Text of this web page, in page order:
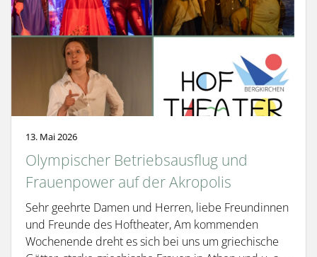
13. Mai 2026
Olympischer Betriebsausflug und
Frauenpower auf der Akropolis
Sehr geehrte Damen und Herren, liebe Freundinnen
und Freunde des Hoftheater, Am kommenden
Wochenende dreht es sich bei uns um griechische